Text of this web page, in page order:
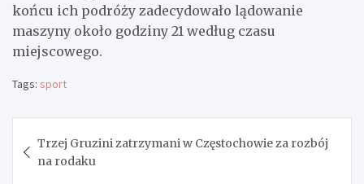
końcu ich podróży zadecydowało lądowanie
maszyny około godziny 21 według czasu
miejscowego.
Tags: sport
wpisu
Trzej Gruzini zatrzymani w Częstochowie za rozbój
na rodaku